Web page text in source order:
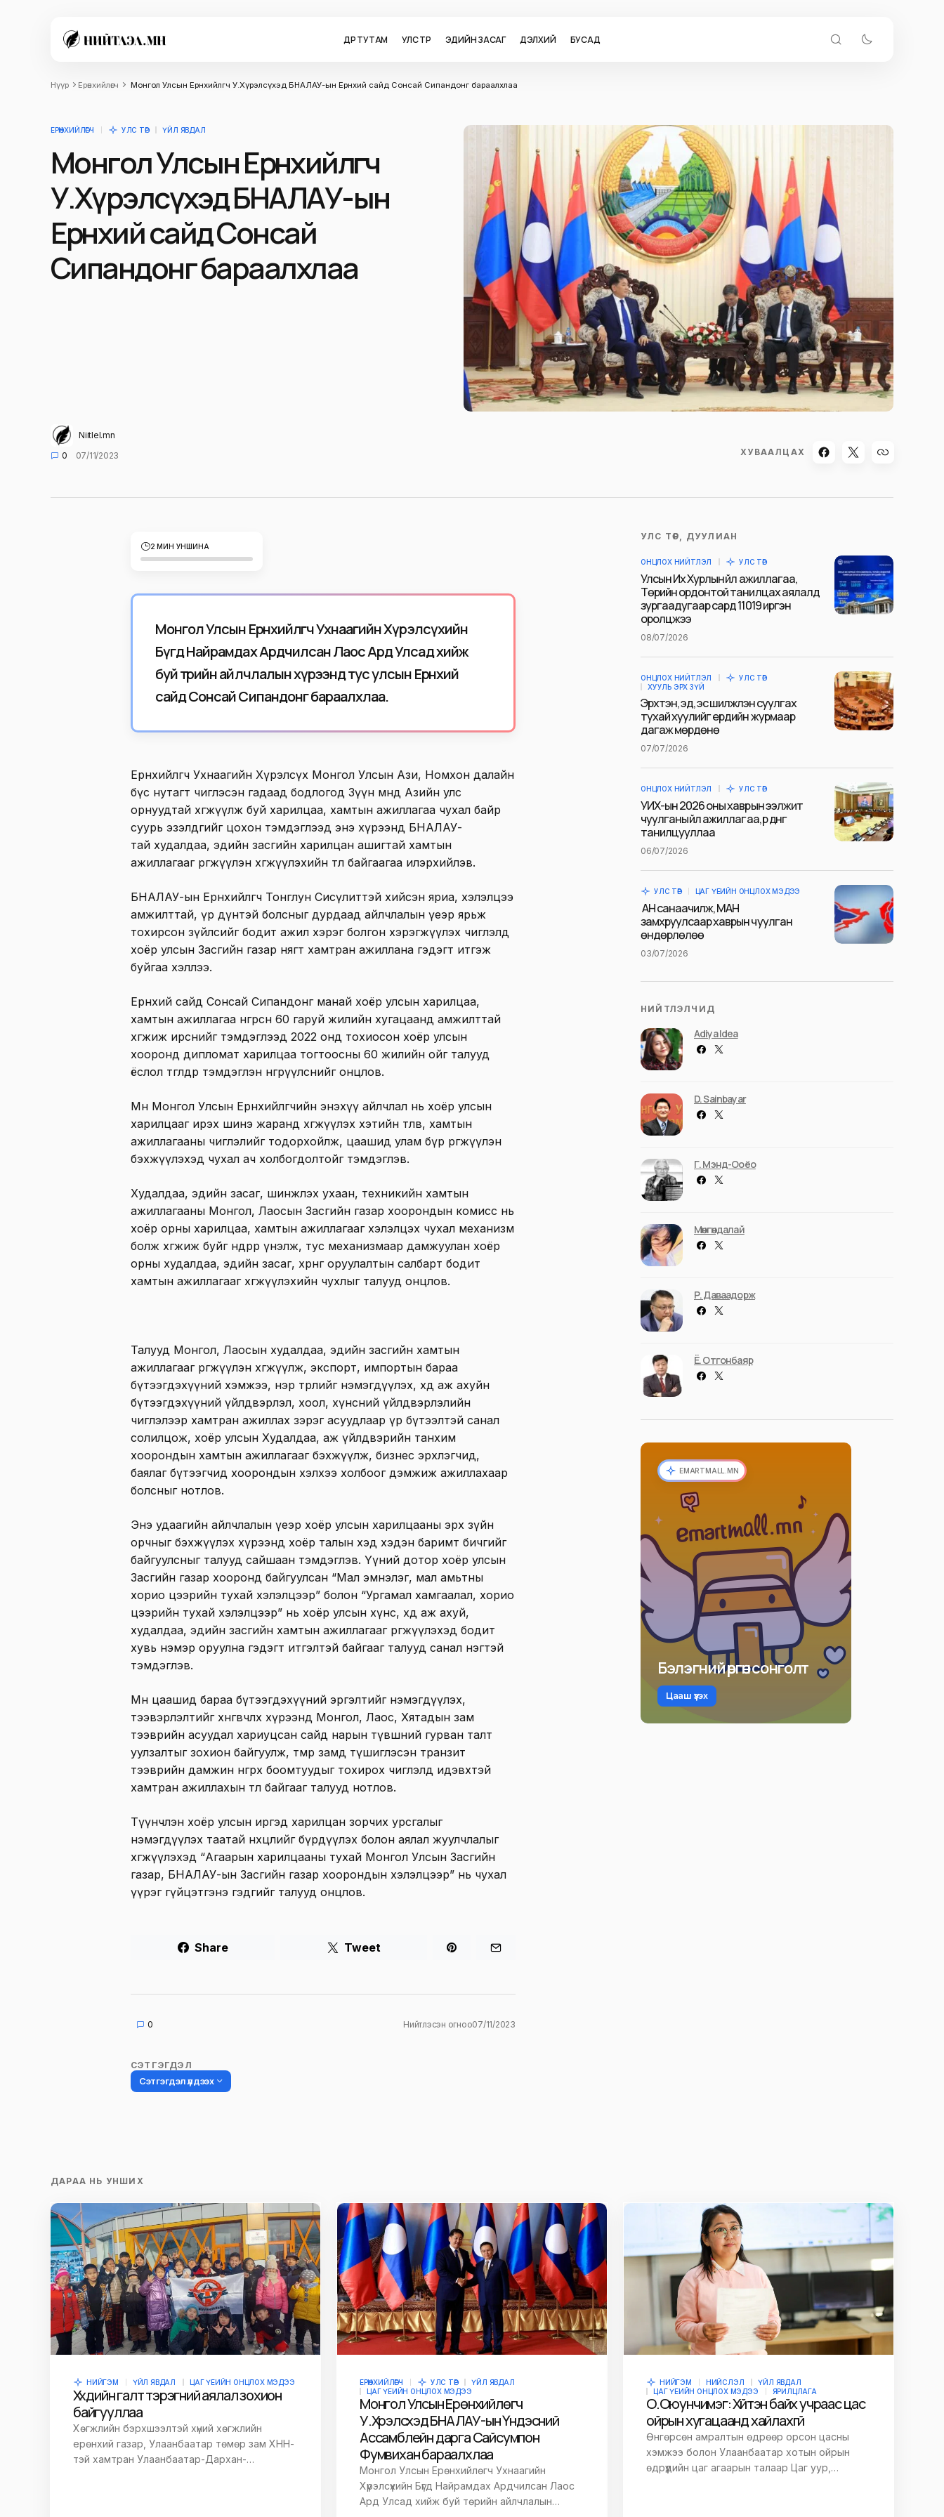
ӨДӨР ТУТАМ УЛС ТӨР ЭДИЙН ЗАСАГ ДЭЛХИЙ БУСАД
Нүүр Ерөнхийлөгч Монгол Улсын Ерөнхийлөгч У.Хүрэлсүхэд БНАЛАУ-ын Ерөнхий сайд Сонсай Сипандонг бараалхлаа
ЕРӨНХИЙЛӨГЧ УЛС ТӨР ҮЙЛ ЯВДАЛ
Монгол Улсын Ерөнхийлөгч
У.Хүрэлсүхэд БНАЛАУ-ын
Ерөнхий сайд Сонсай
Сипандонг бараалхлаа
Niitlel.mn
0
07/11/2023 ХУВААЛЦАХ
2 МИН УНШИНА
Монгол Улсын Ерөнхийлөгч Ухнаагийн Хүрэлсүхийн
Бүгд Найрамдах Ардчилсан Лаос Ард Улсад хийж
буй төрийн айлчлалын хүрээнд тус улсын Ерөнхий
сайд Сонсай Сипандонг бараалхлаа.
Ерөнхийлөгч Ухнаагийн Хүрэлсүх Монгол Улсын Ази, Номхон далайн
бүс нутагт чиглэсэн гадаад бодлогод Зүүн өмнөд Азийн улс
орнуудтай хөгжүүлж буй харилцаа, хамтын ажиллагаа чухал байр
суурь эзэлдгийг цохон тэмдэглээд энэ хүрээнд БНАЛАУ-
тай худалдаа, эдийн засгийн харилцан ашигтай хамтын
ажиллагааг өргөжүүлэн хөгжүүлэхийн төлөө байгаагаа илэрхийлэв.
БНАЛАУ-ын Ерөнхийлөгч Тонглун Сисүлиттэй хийсэн яриа, хэлэлцээ
амжилттай, үр дүнтэй болсныг дурдаад айлчлалын үеэр ярьж
тохирсон зүйлсийг бодит ажил хэрэг болгон хэрэгжүүлэх чиглэлд
хоёр улсын Засгийн газар нягт хамтран ажиллана гэдэгт итгэж
буйгаа хэллээ.
Ерөнхий сайд Сонсай Сипандонг манай хоёр улсын харилцаа,
хамтын ажиллагаа өнгөрсөн 60 гаруй жилийн хугацаанд амжилттай
хөгжиж ирснийг тэмдэглээд 2022 онд тохиосон хоёр улсын
хооронд дипломат харилцаа тогтоосны 60 жилийн ойг талууд
ёслол төгөлдөр тэмдэглэн өнгөрүүлснийг онцлов.
Мөн Монгол Улсын Ерөнхийлөгчийн энэхүү айлчлал нь хоёр улсын
харилцааг ирэх шинэ жаранд хөгжүүлэх хэтийн төлөв, хамтын
ажиллагааны чиглэлийг тодорхойлж, цаашид улам бүр өргөжүүлэн
бэхжүүлэхэд чухал ач холбогдолтойг тэмдэглэв.
Худалдаа, эдийн засаг, шинжлэх ухаан, техникийн хамтын
ажиллагааны Монгол, Лаосын Засгийн газар хоорондын комисс нь
хоёр орны харилцаа, хамтын ажиллагааг хэлэлцэх чухал механизм
болж хөгжиж буйг өндрөөр үнэлж, тус механизмаар дамжуулан хоёр
орны худалдаа, эдийн засаг, хөрөнгө оруулалтын салбарт бодит
хамтын ажиллагааг хөгжүүлэхийн чухлыг талууд онцлов.
Талууд Монгол, Лаосын худалдаа, эдийн засгийн хамтын
ажиллагааг өргөжүүлэн хөгжүүлж, экспорт, импортын бараа
бүтээгдэхүүний хэмжээ, нэр төрлийг нэмэгдүүлэх, хөдөө аж ахуйн
бүтээгдэхүүний үйлдвэрлэл, хоол, хүнсний үйлдвэрлэлийн
чиглэлээр хамтран ажиллах зэрэг асуудлаар үр бүтээлтэй санал
солилцож, хоёр улсын Худалдаа, аж үйлдвэрийн танхим
хоорондын хамтын ажиллагааг бэхжүүлж, бизнес эрхлэгчид,
баялаг бүтээгчид хоорондын хэлхээ холбоог дэмжиж ажиллахаар
болсныг нотлов.
Энэ удаагийн айлчлалын үеэр хоёр улсын харилцааны эрх зүйн
орчныг бэхжүүлэх хүрээнд хоёр талын хэд хэдэн баримт бичгийг
байгуулсныг талууд сайшаан тэмдэглэв. Үүний дотор хоёр улсын
Засгийн газар хооронд байгуулсан “Мал эмнэлэг, мал амьтны
хорио цээрийн тухай хэлэлцээр” болон “Ургамал хамгаалал, хорио
цээрийн тухай хэлэлцээр” нь хоёр улсын хүнс, хөдөө аж ахуй,
худалдаа, эдийн засгийн хамтын ажиллагааг өргөжүүлэхэд бодит
хувь нэмэр оруулна гэдэгт итгэлтэй байгааг талууд санал нэгтэй
тэмдэглэв.
Мөн цаашид бараа бүтээгдэхүүний эргэлтийг нэмэгдүүлэх,
тээвэрлэлтийг хөнгөвчлөх хүрээнд Монгол, Лаос, Хятадын зам
тээврийн асуудал хариуцсан сайд нарын түвшний гурван талт
уулзалтыг зохион байгуулж, төмөр замд түшиглэсэн транзит
тээврийн дамжин өнгөрөх боомтуудыг тохирох чиглэлд идэвхтэй
хамтран ажиллахын төлөө байгааг талууд нотлов.
Түүнчлэн хоёр улсын иргэд харилцан зорчих урсгалыг
нэмэгдүүлэх таатай нөхцөлийг бүрдүүлэх болон аялал жуулчлалыг
хөгжүүлэхэд “Агаарын харилцааны тухай Монгол Улсын Засгийн
газар, БНАЛАУ-ын Засгийн газар хоорондын хэлэлцээр” нь чухал
үүрэг гүйцэтгэнэ гэдгийг талууд онцлов.
Share Tweet
0 Нийтлэсэн огноо07/11/2023
СЭТГЭГДЭЛ
Сэтгэгдэл үлдээх
Сэтгэгдэл*
Name E-mail*
time I comment.
УЛС ТӨР, ДУУЛИАН
ОНЦЛОХ НИЙТЛЭЛ УЛС ТӨР
Улсын Их Хурлын үйл ажиллагаа,
Төрийн ордонтой танилцах аялалд
зургаадугаар сард 11019 иргэн
оролцжээ
08/07/2026
ОНЦЛОХ НИЙТЛЭЛ
УЛС ТӨР
ХУУЛЬ ЭРХ ЗҮЙ
Эрхтэн, эд, эс шилжүүлэн суулгах
тухай хуулийг ердийн журмаар
дагаж мөрдөнө
07/07/2026
ОНЦЛОХ НИЙТЛЭЛ УЛС ТӨР
УИХ-ын 2026 оны хаврын ээлжит
чуулганы үйл ажиллагаа, үр дүнг
танилцууллаа
06/07/2026
УЛС ТӨР ЦАГ ҮЕИЙН ОНЦЛОХ МЭДЭЭ
АН санаачилж, МАН
замхруулсаар хаврын чуулган
өндөрлөлөө
03/07/2026
НИЙТЛЭЛЧИД
Adiya Idea
D. Sainbayar
Г. Мэнд-Ооёо
Мөнгөндалай
Р. Даваадорж
Ё. Отгонбаяр
EMARTMALL.MN
Бэлэгний өргөн сонголт
Цааш үзэх
ДАРАА НЬ УНШИХ
НИЙГЭМ ҮЙЛ ЯВДАЛ ЦАГ ҮЕИЙН ОНЦЛОХ МЭДЭЭ
Хүүхдийн галт тэрэгний аялал зохион
байгууллаа
Хөгжлийн бэрхшээлтэй хүний хөгжлийн
ерөнхий газар, Улаанбаатар төмөр зам ХНН-
тэй хамтран Улаанбаатар-Дархан-…
ЕРӨНХИЙЛӨГЧ УЛС ТӨР
ҮЙЛ ЯВДАЛ
ЦАГ ҮЕИЙН ОНЦЛОХ МЭДЭЭ
Монгол Улсын Ерөнхийлөгч
У.Хүрэлсүхэд БНАЛАУ-ын Үндэсний
Ассамблейн дарга Сайсумпон
Фумвихан бараалхлаа
Монгол Улсын Ерөнхийлөгч Ухнаагийн
Хүрэлсүхийн Бүгд Найрамдах Ардчилсан Лаос
Ард Улсад хийж буй төрийн айлчлалын…
НИЙГЭМ НИЙСЛЭЛ
ҮЙЛ ЯВДАЛ
ЦАГ ҮЕИЙН ОНЦЛОХ МЭДЭЭ
ЯРИЛЦЛАГА
О.Оюунчимэг: Хүйтэн байх учраас цас
ойрын хугацаанд хайлахгүй
Өнгөрсөн амралтын өдрөөр орсон цасны
хэмжээ болон Улаанбаатар хотын ойрын
өдрүүдийн цаг агаарын талаар Цаг уур,…